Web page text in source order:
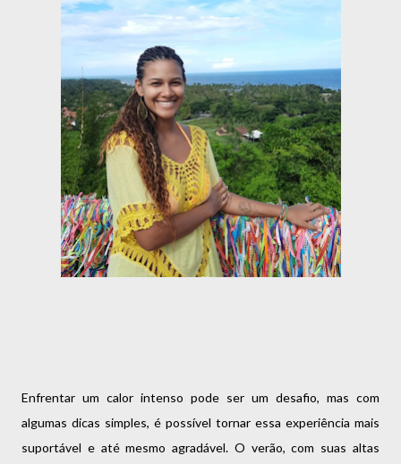
Enfrentar um calor intenso pode ser um desafio, mas com
algumas dicas simples, é possível tornar essa experiência mais
suportável e até mesmo agradável. O verão, com suas altas